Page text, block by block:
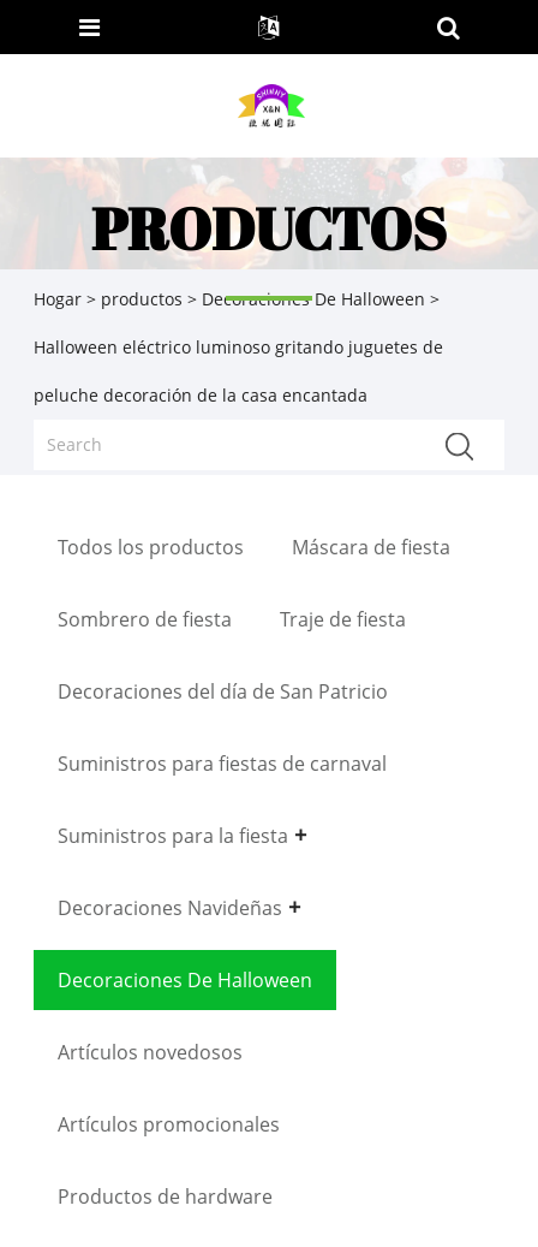
PRODUCTOS
Hogar > productos > Decoraciones De Halloween >
Halloween eléctrico luminoso gritando juguetes de
peluche decoración de la casa encantada
Todos los productos Máscara de fiesta
Sombrero de fiesta Traje de fiesta
Decoraciones del día de San Patricio
Suministros para fiestas de carnaval
Suministros para la fiesta
Decoraciones Navideñas
Decoraciones De Halloween
Artículos novedosos
Artículos promocionales
Productos de hardware